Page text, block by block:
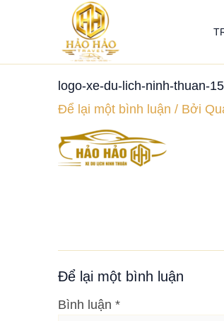
dung
logo-xe-du-lich-ninh-thuan-
Để lại một bình luận / Bởi
Để lại một bình luận
Bình luận *